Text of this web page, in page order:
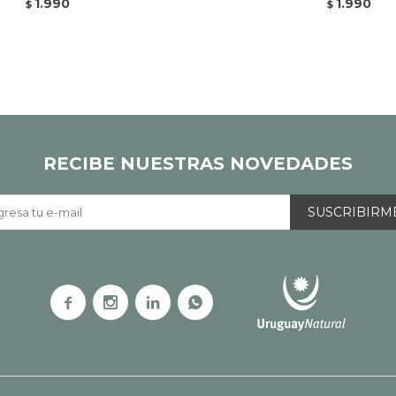
$ 1.990 $ 1.990
RECIBE NUESTRAS NOVEDADES
   